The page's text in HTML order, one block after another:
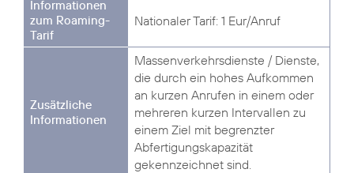
Nationaler Tarif: 1 Eur/Anruf
Massenverkehrsdienste / Dienste,
die durch ein hohes Aufkommen
an kurzen Anrufen in einem oder
mehreren kurzen Intervallen zu
einem Ziel mit begrenzter
Abfertigungskapazität
gekennzeichnet sind.